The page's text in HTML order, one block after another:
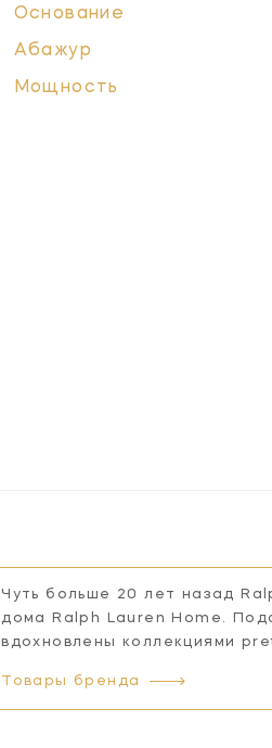
Основание
Абажур
Мощность
Чуть больше 20 лет назад
дома Ralph Lauren Home.
вдохновлены коллекциями
Товары бренда